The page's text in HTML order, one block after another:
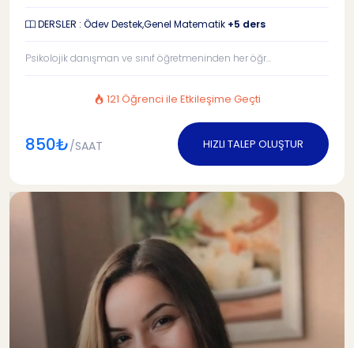
DERSLER : Ödev Destek,Genel Matematik +5 ders
Psikolojik danışman ve sınıf öğretmeninden her öğr...
121 Öğrenci ile Etkileşime Geçti
850₺/SAAT HIZLI TALEP OLUŞTUR